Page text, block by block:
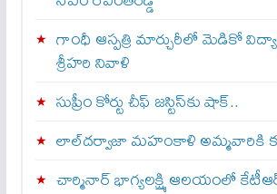
గాంధీ ఆస్పత్రి మార్చురీలో మెడికో
శ్రీహరి నివాళి
సుప్రీం కోర్టు చీఫ్ జస్టిస్⁭కు షాక్..
లాల్‌దర్వాజా మహంకాళి అమ్మవారికి
చార్మినార్‌ భాగ్యలక్ష్మి ఆలయంలో కేటీఆర్